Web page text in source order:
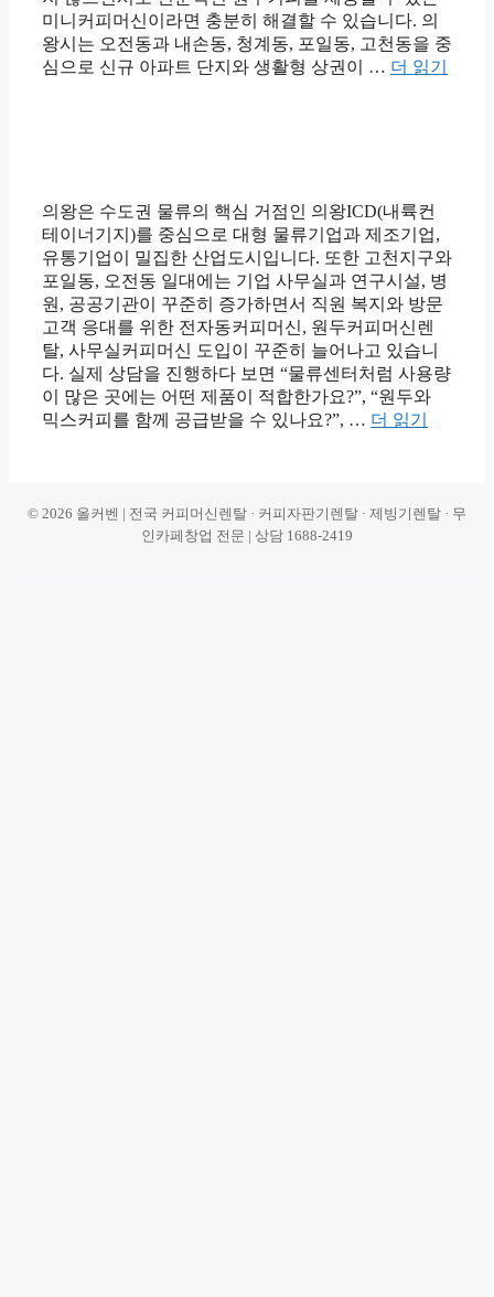
미니커피머신이라면 충분히 해결할 수 있습니다. 의
왕시는 오전동과 내손동, 청계동, 포일동, 고천동을 중
심으로 신규 아파트 단지와 생활형 상권이 … 더 읽기
의왕은 수도권 물류의 핵심 거점인 의왕ICD(내륙컨
테이너기지)를 중심으로 대형 물류기업과 제조기업,
유통기업이 밀집한 산업도시입니다. 또한 고천지구와
포일동, 오전동 일대에는 기업 사무실과 연구시설, 병
원, 공공기관이 꾸준히 증가하면서 직원 복지와 방문
고객 응대를 위한 전자동커피머신, 원두커피머신렌
탈, 사무실커피머신 도입이 꾸준히 늘어나고 있습니
다. 실제 상담을 진행하다 보면 “물류센터처럼 사용량
이 많은 곳에는 어떤 제품이 적합한가요?”, “원두와
믹스커피를 함께 공급받을 수 있나요?”, … 더 읽기
© 2026 올커벤 | 전국 커피머신렌탈 · 커피자판기렌탈 · 제빙기렌탈 · 무
인카페창업 전문 | 상담 1688-2419